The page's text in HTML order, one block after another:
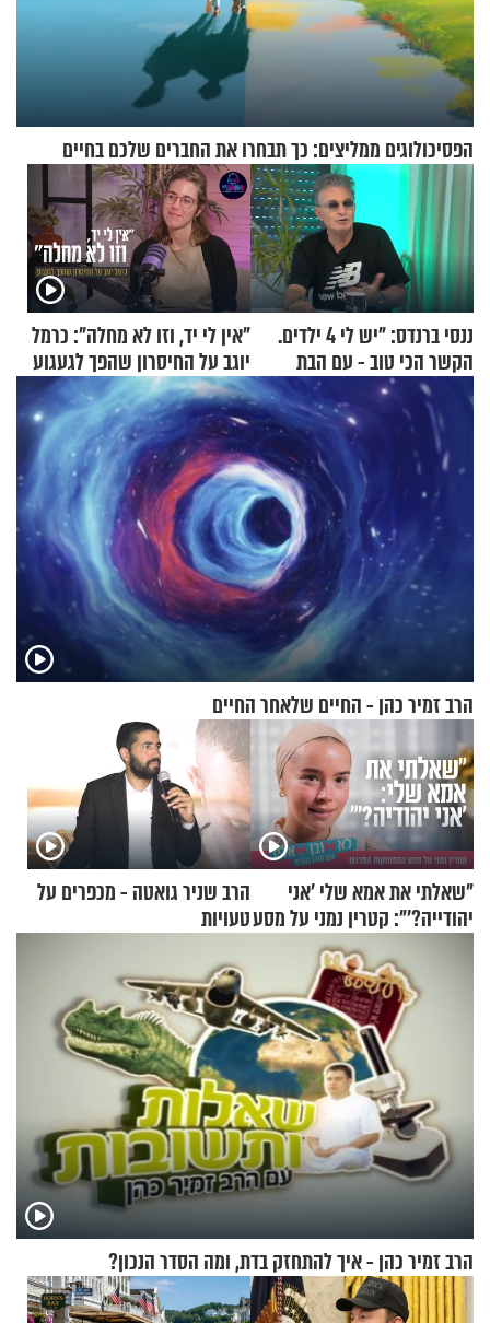
הפסיכולוגים ממליצים: כך תבחרו את החברים שלכם בחיים
ננסי ברנדס: "יש לי 4 ילדים.
הקשר הכי טוב - עם הבת
החרדית"
"אין לי יד, וזו לא מחלה": כרמל
יוגב על החיסרון שהפך לגעגוע
הרב זמיר כהן - החיים שלאחר החיים
"שאלתי את אמא שלי 'אני
יהודייה?'": קטרין נמני על מסע
ההתחזקות המרגש
הרב שניר גואטה - מכפרים על
טעויות
הרב זמיר כהן - איך להתחזק בדת, ומה הסדר הנכון?